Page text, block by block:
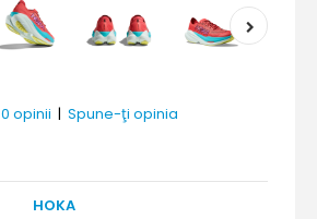
0 opinii | Spune-ţi opinia
HOKA